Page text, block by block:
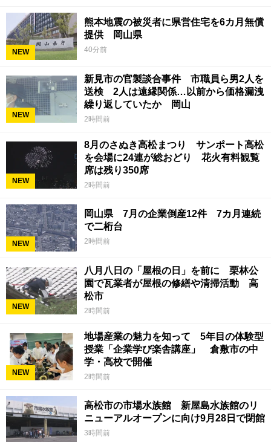
NEW
熊本地震の被災者に県営住宅を6カ月無償
提供 岡山県
40分前
NEW
新見市の官製談合事件 市職員ら男2人を
送検 2人は遠縁関係…以前から価格漏洩
繰り返していたか 岡山
2時間前
NEW
8月のさぬき高松まつり サンポート高松
を会場に24連が総おどり 花火有料観覧
席は残り350席
2時間前
NEW
岡山県 7月の企業倒産12件 7カ月連続
で二桁台
2時間前
NEW
八月八日の「屋根の日」を前に 栗林公
園で瓦業者が屋根の修繕や清掃活動 高
松市
2時間前
NEW
地場産業の魅力を知って 5年目の体験型
授業「企業学び楽舎講座」 倉敷市の中
学・高校で開催
2時間前
高松市の市場水族館 新屋島水族館のリ
ニューアルオープンに向け9月28日で閉館
3時間前